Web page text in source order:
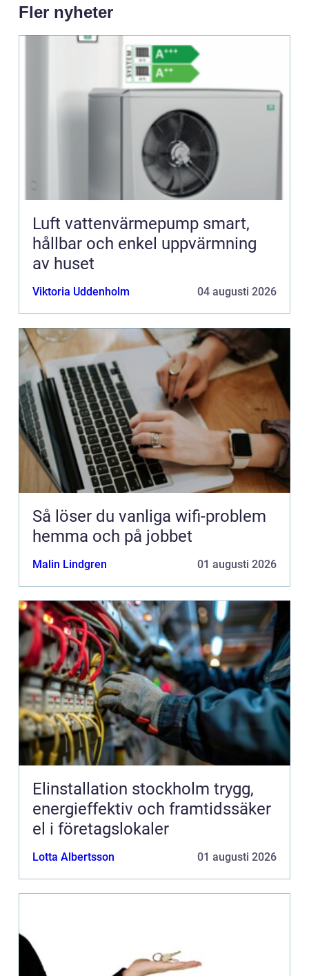
Fler nyheter
Luft vattenvärmepump smart,
hållbar och enkel uppvärmning
av huset
Viktoria Uddenholm 04 augusti 2026
Så löser du vanliga wifi-problem
hemma och på jobbet
Malin Lindgren 01 augusti 2026
Elinstallation stockholm trygg,
energieffektiv och framtidssäker
el i företagslokaler
Lotta Albertsson 01 augusti 2026